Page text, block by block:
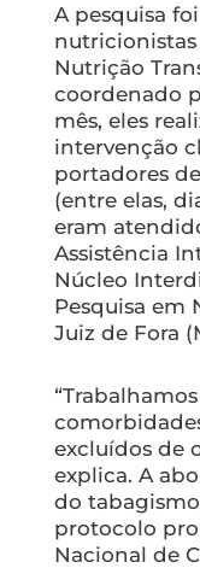
A pesquisa
nutricionistas
Nutrição
coordenado
mês, eles
intervenção
portadores
(entre elas,
eram
Assistência
Núcleo
Pesquisa em
Juiz de Fora
excluídos de
explica. A
do
protocolo
Nacional de